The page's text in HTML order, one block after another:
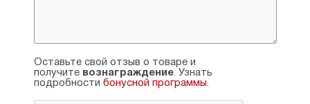
Оставьте свой отзыв о товаре и
получите вознаграждение. Узнать
подробности бонусной программы.